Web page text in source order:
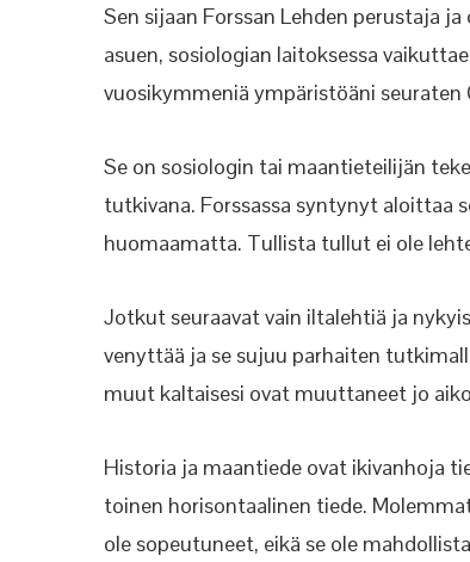
Sen sijaan Forssan Lehden perustaja
asuen, sosiologian laitoksessa
vuosikymmeniä ympäristöäni
Se on sosiologin tai maantieteilijän
tutkivana. Forssassa syntynyt aloittaa
huomaamatta. Tullista tullut ei ole
Jotkut seuraavat vain iltalehtiä ja
venyttää ja se sujuu parhaiten
muut kaltaisesi ovat muuttaneet jo
Historia ja maantiede ovat ikivanhoja
toinen horisontaalinen tiede.
ole sopeutuneet, eikä se ole